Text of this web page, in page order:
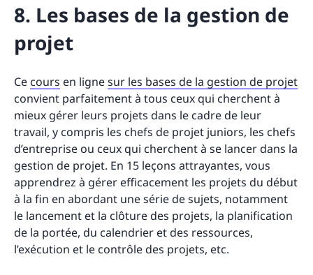
8. Les bases de la gestion de
projet
Ce cours en lignesur les bases de la gestion de projet
convient parfaitement à tous ceux qui cherchent à
mieux gérer leurs projets dans le cadre de leur
travail, y compris les chefs de projet juniors, les chefs
d’entreprise ou ceux qui cherchent à se lancer dans la
gestion de projet. En 15 leçons attrayantes, vous
apprendrez à gérer efficacement les projets du début
à la fin en abordant une série de sujets, notamment
le lancement et la clôture des projets, la planification
de la portée, du calendrier et des ressources,
l’exécution et le contrôle des projets, etc.